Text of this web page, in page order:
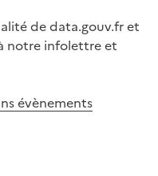
de data.gouv.fr et
notre infolettre et
évènements